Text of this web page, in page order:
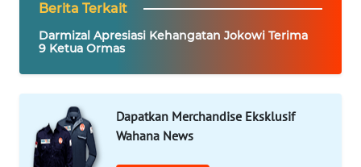
Berita Terkait
Darmizal Apresiasi Kehangatan Jokowi Terima
9 Ketua Ormas
Dapatkan Merchandise Eksklusif
Wahana News
INFO
PEDOMAN
MEDIA
SIBER